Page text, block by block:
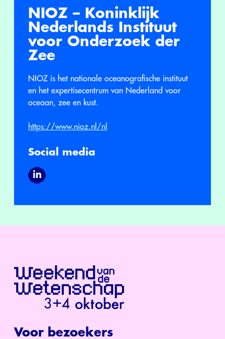
NIOZ – Koninklijk
Nederlands Instituut
voor Onderzoek der
Zee
NIOZ is het nationale oceanografische instituut
en het expertisecentrum van Nederland voor
oceaan, zee en kust.
https://www.nioz.nl/nl
Social media
Voor bezoekers